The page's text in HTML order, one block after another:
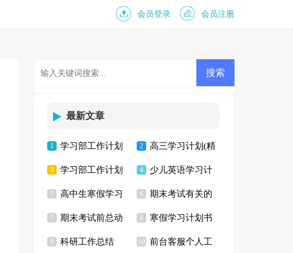
会员登录 会员注册
最新文章
1 学习部工作计划
15篇
2 高三学习计划(精
选15篇)
3 学习部工作计划
合集15篇
4 少儿英语学习计
划
5 高中生寒假学习
计划
6 期末考试有关的
演讲稿
7 期末考试前总动
员演讲稿
8 寒假学习计划书
9 科研工作总结 10 前台客服个人工